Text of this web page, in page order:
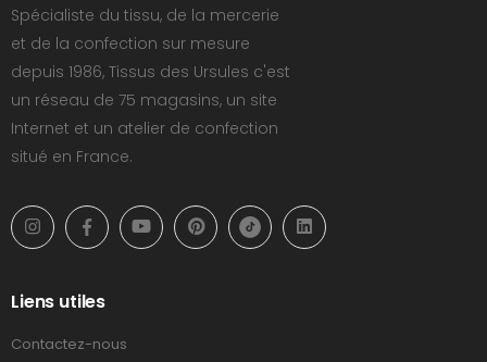
Spécialiste du tissu, de la mercerie
et de la confection sur mesure
depuis 1986, Tissus des Ursules c'est
un réseau de 75 magasins, un site
Internet et un atelier de confection
situé en France.
Liens utiles
Contactez-nous